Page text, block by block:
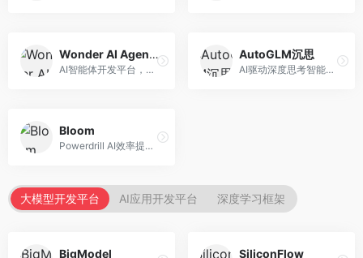
Wonder AI Agents
AI智能体开发平台，专注于低代码智能体创建。面向开发者，提供可视化开发、模板库、部署服务等功能，开发门槛低。
AutoGLM沉思
AI驱动深度思考智能体，专注于复杂推理任务。面向高级用户，提供深度分析、逻辑推理、决策支持等服务，推理能力强。
Bloom
Powerdrill AI效率提升平台，专注于企业智能化。面向企业用户，提供智能体创建、流程自动化、数据分析等服务，企业效率提升显著。
大模型开发平台 AI应用开发平台 深度学习框架
BigModel SiliconFlow